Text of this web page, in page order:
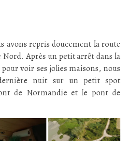
avons repris doucement la route
Après un petit arrêt dans la
voir ses jolies maisons, nous
nuit sur un petit spot
de Normandie et le pont de